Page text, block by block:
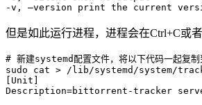
但是如此运行进程，进程会在Ctrl+C或
# 新建systemd配置文件，将以下代码一起复制
sudo cat > /lib/systemd/system/
[Unit]
Description=bittorrent-tracker